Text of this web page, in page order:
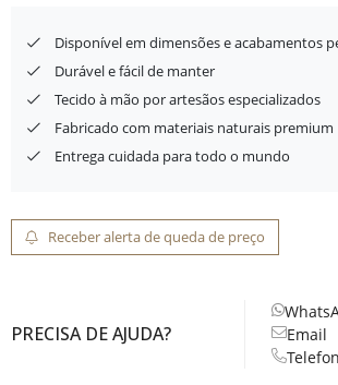
Disponível em dimensões e acabamentos
Durável e fácil de manter
Tecido à mão por artesãos especializados
Fabricado com materiais naturais premium
Entrega cuidada para todo o mundo
Receber alerta de queda de preço
PRECISA DE AJUDA?
Email